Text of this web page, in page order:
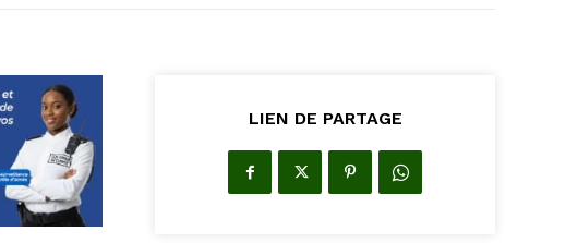
LIEN DE PARTAGE